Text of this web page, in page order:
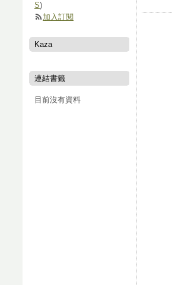
S)
加入訂閱
Kaza
連結書籤
目前沒有資料